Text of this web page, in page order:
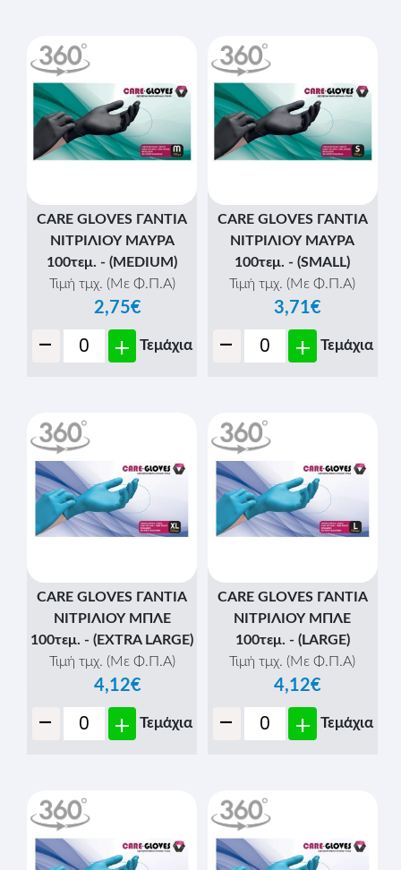
CARE GLOVES ΓΑΝΤΙΑ
ΝΙΤΡΙΛΙΟΥ ΜΑΥΡΑ
100τεμ. - (MEDIUM)
Τιμή τμχ. (Με Φ.Π.Α)
2,75€
- + Τεμάχια
CARE GLOVES ΓΑΝΤΙΑ
ΝΙΤΡΙΛΙΟΥ ΜΑΥΡΑ
100τεμ. - (SMALL)
Τιμή τμχ. (Με Φ.Π.Α)
3,71€
- + Τεμάχια
CARE GLOVES ΓΑΝΤΙΑ
ΝΙΤΡΙΛΙΟΥ ΜΠΛΕ
100τεμ. - (EXTRA LARGE)
Τιμή τμχ. (Με Φ.Π.Α)
4,12€
- + Τεμάχια
CARE GLOVES ΓΑΝΤΙΑ
ΝΙΤΡΙΛΙΟΥ ΜΠΛΕ
100τεμ. - (LARGE)
Τιμή τμχ. (Με Φ.Π.Α)
4,12€
- + Τεμάχια